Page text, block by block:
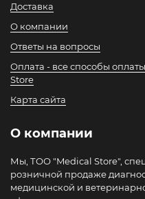
Доставка
О компании
Ответы на вопросы
Оплата - все способы
Store
Карта сайта
О компании
Мы, ТОО "Medical Store",
розничной продаже
медицинской и